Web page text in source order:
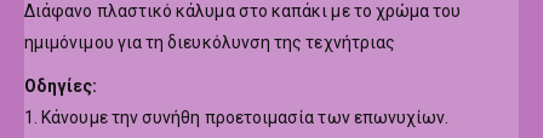
Διάφανο πλαστικό κάλυμα στο καπάκι με το χρώμα του
ημιμόνιμου για τη διευκόλυνση της τεχνήτριας
Οδηγίες:
1. Κάνουμε την συνήθη προετοιμασία των επωνυχίων.